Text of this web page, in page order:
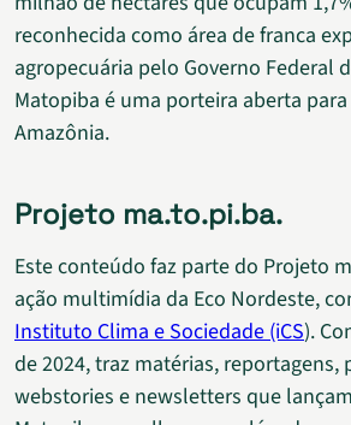
reconhecida como área de franca
agropecuária pelo Governo Federal
Matopiba é uma porteira aberta
Amazônia.
Projeto ma.to.pi.ba.
Este conteúdo faz parte do Projeto
ação multimídia da Eco Nordeste,
Instituto Clima e Sociedade (iCS).
de 2024, traz matérias, reportagens,
webstories e newsletters que